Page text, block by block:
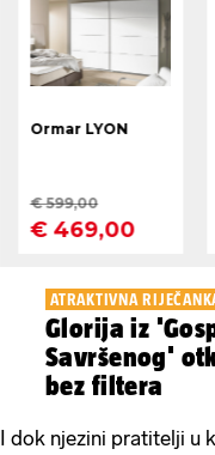
ATRAKTIVNA
Glorija iz
Savršenog'
bez filtera
I dok njezini pratitelji u